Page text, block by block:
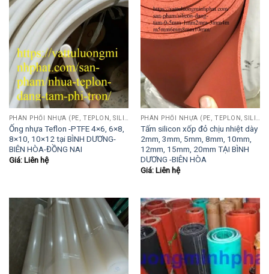
Ống nhựa Teflon -PTFE 4×6, 6×8,
8×10, 10×12 tại BÌNH DƯƠNG-
BIÊN HÒA-ĐỒNG NAI
Giá: Liên hệ
Tấm silicon xốp đỏ chịu nhiệt dày
2mm, 3mm, 5mm, 8mm, 10mm,
12mm, 15mm, 20mm TẠI BÌNH
DƯƠNG -BIÊN HÒA
Giá: Liên hệ